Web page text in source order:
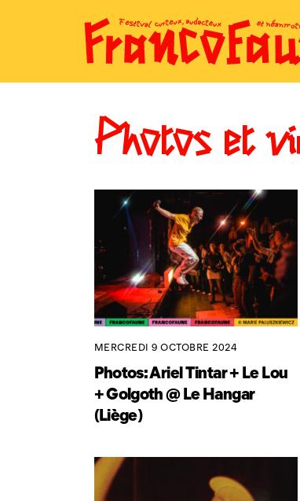
Photos et
MERCREDI 9 OCTOBRE 2024
Photos: Ariel Tintar + Le Lou
+ Golgoth @ Le Hangar
(Liège)